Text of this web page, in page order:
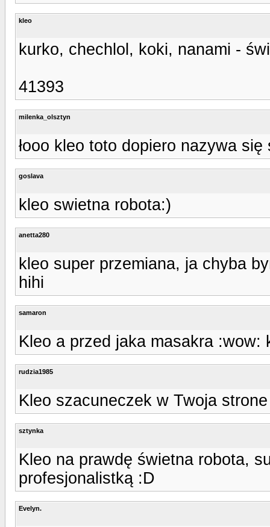
kleo
kurko, chechlol, koki, nanami -
41393
milenka_olsztyn
łooo kleo toto dopiero nazywa
goslava
kleo swietna robota:)
anetta280
kleo super przemiana, ja chyba
hihi
samaron
Kleo a przed jaka masakra :wow:
rudzia1985
Kleo szacuneczek w Twoja
sztynka
Kleo na prawdę świetna robota,
profesjonalistką :D
Evelyn.